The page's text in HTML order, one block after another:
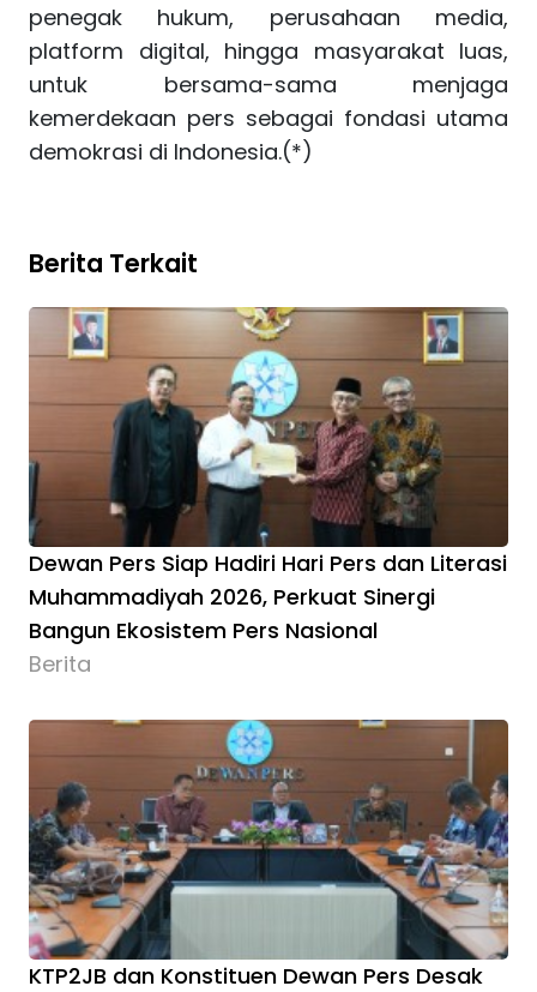
penegak hukum, perusahaan media,
platform digital, hingga masyarakat luas,
untuk bersama-sama menjaga
kemerdekaan pers sebagai fondasi utama
demokrasi di Indonesia.(*)
Berita Terkait
Dewan Pers Siap Hadiri Hari Pers dan Literasi
Muhammadiyah 2026, Perkuat Sinergi
Bangun Ekosistem Pers Nasional
Berita
KTP2JB dan Konstituen Dewan Pers Desak